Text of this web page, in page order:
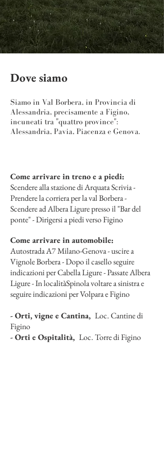
Dove siamo
Siamo in Val Borbera, in Provincia di
Alessandria, precisamente a Figino,
incuneati tra "quattro province":
Alessandria, Pavia, Piacenza e Genova.
​Come arrivare in treno e a piedi:
Scendere alla stazione di Arquata Scrivia -
Prendere la corriera per la val Borbera -
Scendere ad Albera Ligure presso il "Bar del
ponte" - Dirigersi a piedi verso Figino
Come arrivare in automobile:
Autostrada A7 Milano-Genova - uscire a
Vignole Borbera - Dopo il casello seguire
indicazioni per Cabella Ligure - Passate Albera
Ligure - In localitàSpinola voltare a sinistra e
seguire indicazioni per Volpara e Figino
- Orti, vigne e Cantina, Loc. Cantine di
Figino
- Orti e Ospitalità, Loc. Torre di Figino